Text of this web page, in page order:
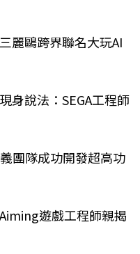
麗鷗跨界聯名大玩AI
身說法：SEGA工程師
團隊成功開發超高功
遊戲工程師親揭